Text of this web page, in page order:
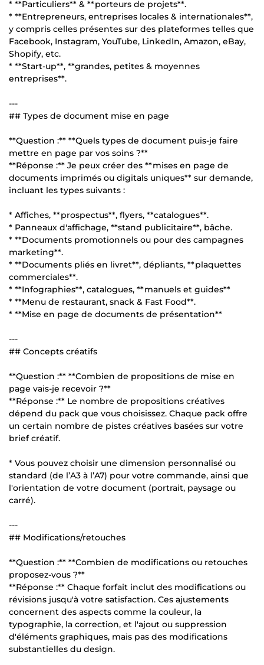
* **Particuliers** & **porteurs de projets**.
* **Entrepreneurs, entreprises locales & internationales**,
y compris celles présentes sur des plateformes telles que
Facebook, Instagram, YouTube, LinkedIn, Amazon, eBay,
Shopify, etc.
* **Start-up**, **grandes, petites & moyennes
entreprises**.
---
## Types de document mise en page
**Question :** **Quels types de document puis-je faire
mettre en page par vos soins ?**
**Réponse :** Je peux créer des **mises en page de
documents imprimés ou digitals uniques** sur demande,
incluant les types suivants :
* Affiches, **prospectus**, flyers, **catalogues**.
* Panneaux d'affichage, **stand publicitaire**, bâche.
* **Documents promotionnels ou pour des campagnes
marketing**.
* **Documents pliés en livret**, dépliants, **plaquettes
commerciales**.
* **Infographies**, catalogues, **manuels et guides**
* **Menu de restaurant, snack & Fast Food**.
* **Mise en page de documents de présentation**
---
## Concepts créatifs
**Question :** **Combien de propositions de mise en
page vais-je recevoir ?**
**Réponse :** Le nombre de propositions créatives
dépend du pack que vous choisissez. Chaque pack offre
un certain nombre de pistes créatives basées sur votre
brief créatif.
* Vous pouvez choisir une dimension personnalisé ou
standard (de l’A3 à l’A7) pour votre commande, ainsi que
l'orientation de votre document (portrait, paysage ou
carré).
---
## Modifications/retouches
**Question :** **Combien de modifications ou retouches
proposez-vous ?**
**Réponse :** Chaque forfait inclut des modifications ou
révisions jusqu'à votre satisfaction. Ces ajustements
concernent des aspects comme la couleur, la
typographie, la correction, et l'ajout ou suppression
d'éléments graphiques, mais pas des modifications
substantielles du design.